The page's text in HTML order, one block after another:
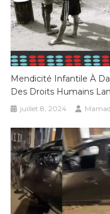
Mendicité Infantile À
Des Droits Humains
juillet 8, 2024